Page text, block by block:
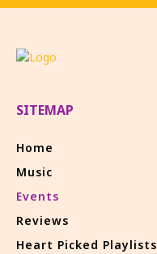
SITEMAP
Home
Music
Events
Reviews
Heart Picked Playlists